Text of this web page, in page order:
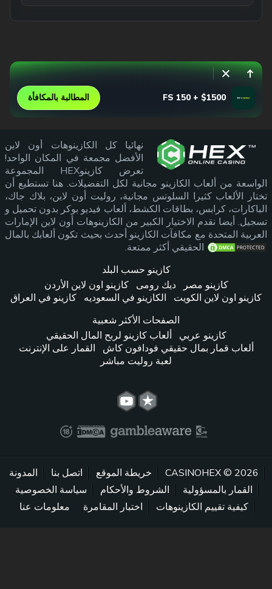
$1500 + 150 FS المطالبة بالمكافأة
نهائيا كل الكازينوهات أون لاين
الأفضل مجمعة في المكان الواحد!
تعرض كازينوHEX المجموعة
الواسعة من ألعاب الكازينو مجانية لكل التفضيلات. هنا تستطيع أن
تختار الألعاب كثيرا السلوتس مجانية، روليت أون لاين، بلاك جاك،
الباكارات، كرابس، بطاقات الكشط، ألعاب فيديو بوكر بدون تحميل و
تسجيل. أيضا نقدم الاختيار الكبير من الكازينوهات أون لاين الإمارات
العربية المتحدة مع مكافآت الكازينو أحدث بحيث تكون ألعابك بالمال
الحقيقي أكثر ممتعة.
كازينو حسب البلد
كازينو مصر
ديك رومى
كازينو اون لاين الأردن
كازينو اون لاين الكويت
الكازينو في السعوديه كازينو في العراق
الصفحات الأكثر شعبية
كازينو عربي
ألعاب كازينو لربح المال الحقيقي
ألعاب قمار بمال حقيقي فودافون كاش
القمار على الإنترنت
لعبة روليت مباشر
2026 © CASINOHEX خريطة الموقع اتصل بنا
المدونة
القمار بالمسؤولية
الشروط والأحكام
سياسة الخصوصية
كيفية تقييم الكازينوهات
اختبار المقامرة معلومات عنا